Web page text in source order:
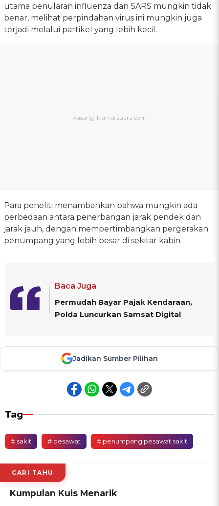
utama penularan influenza dan SARS mungkin tidak
benar, melihat perpindahan virus ini mungkin juga
terjadi melalui partikel yang lebih kecil.
Para peneliti menambahkan bahwa mungkin ada
perbedaan antara penerbangan jarak pendek dan
jarak jauh, dengan mempertimbangkan pergerakan
penumpang yang lebih besar di sekitar kabin.
Baca Juga
Permudah Bayar Pajak Kendaraan,
Polda Luncurkan Samsat Digital
Jadikan Sumber Pilihan
Tag
# sakit # pesawat # penumpang pesawat sakit
CARI TAHU
Kumpulan Kuis Menarik